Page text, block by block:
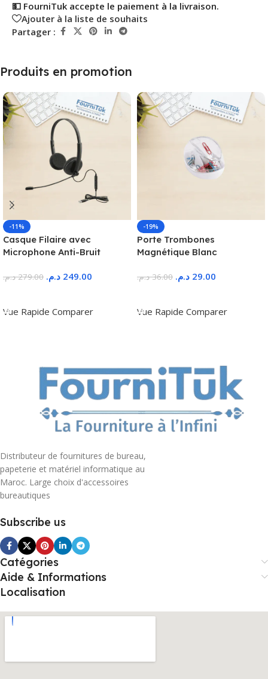
💵 FourniTuk accepte le paiement à la livraison.
Ajouter à la liste de souhaits
Partager :
Produits en promotion
-11%
Casque Filaire avec
Microphone Anti-Bruit
279.00 د.م. 249.00 د.م.
Vue Rapide Comparer
-19%
Porte Trombones
Magnétique Blanc
36.00 د.م. 29.00 د.م.
Vue Rapide Comparer
Distributeur de fournitures de bureau,
papeterie et matériel informatique au
Maroc. Large choix d'accessoires
bureautiques
Subscribe us
Catégories
Aide & Informations
Localisation